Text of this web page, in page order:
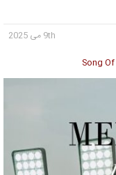
9th می 2025
Song Of